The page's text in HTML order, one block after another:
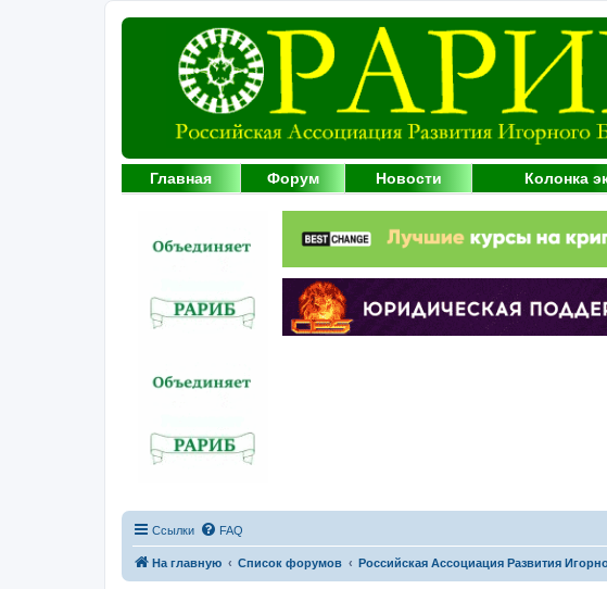
Главная Форум Новости Колонка
Ссылки FAQ
На главную Список форумов Российская Ассоциация Развития